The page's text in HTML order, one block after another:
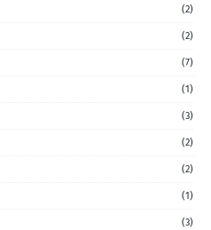
(2)
(2)
(7)
(1)
(3)
(2)
(2)
(1)
(3)